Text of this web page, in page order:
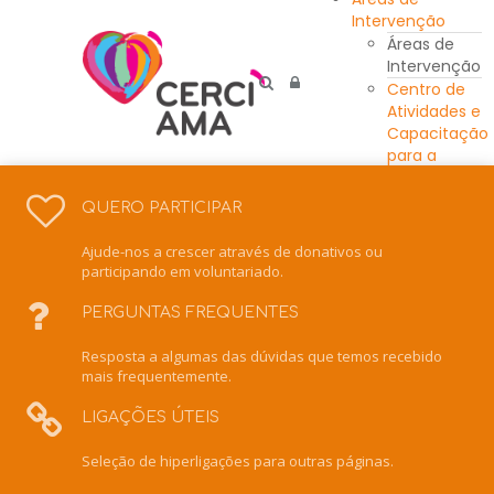
Intervenção
Áreas de
Intervenção
Centro de
Atividades e
Capacitação
para a
Centro de
Apoio
QUERO PARTICIPAR
Ajude-nos a crescer através de donativos ou
participando em voluntariado.
PERGUNTAS FREQUENTES
Resposta a algumas das dúvidas que temos recebido
mais frequentemente.
LIGAÇÕES ÚTEIS
Seleção de hiperligações para outras páginas.